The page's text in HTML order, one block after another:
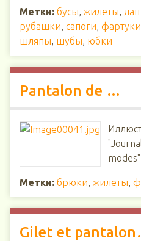
Метки: бусы, жилеты,
рубашки, сапоги, фартуки
шляпы, шубы, юбки
Pantalon de …
Метки: брюки, жилеты,
Gilet et